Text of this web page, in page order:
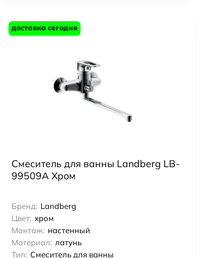
доставка сегодня
Смеситель для ванны Landberg LB-
99509A Хром
Бренд: Landberg
Цвет: хром
Монтаж: настенный
Материал: латунь
Тип: Смеситель для ванны